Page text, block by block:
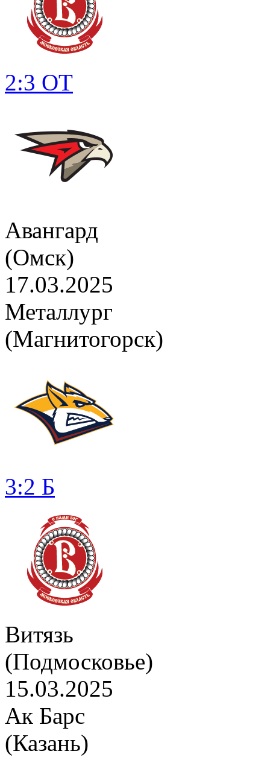
2:3 ОТ
Авангард
(Омск)
17.03.2025
Металлург
(Магнитогорск)
3:2 Б
Витязь
(Подмосковье)
15.03.2025
Ак Барс
(Казань)